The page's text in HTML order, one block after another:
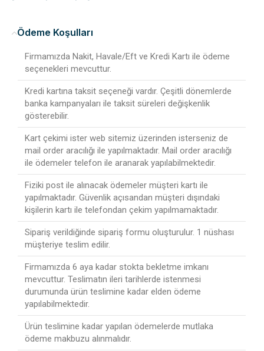
Ödeme Koşulları
Firmamızda Nakit, Havale/Eft ve Kredi Kartı ile ödeme
seçenekleri mevcuttur.
Kredi kartına taksit seçeneği vardır. Çeşitli dönemlerde
banka kampanyaları ile taksit süreleri değişkenlik
gösterebilir.
Kart çekimi ister web sitemiz üzerinden isterseniz de
mail order aracılığı ile yapılmaktadır. Mail order aracılığı
ile ödemeler telefon ile aranarak yapılabilmektedir.
Fiziki post ile alınacak ödemeler müşteri kartı ile
yapılmaktadır. Güvenlik açısandan müşteri dışındaki
kişilerin kartı ile telefondan çekim yapılmamaktadır.
Sipariş verildiğinde sipariş formu oluşturulur. 1 nüshası
müşteriye teslim edilir.
Firmamızda 6 aya kadar stokta bekletme imkanı
mevcuttur. Teslimatın ileri tarihlerde istenmesi
durumunda ürün teslimine kadar elden ödeme
yapılabilmektedir.
Ürün teslimine kadar yapılan ödemelerde mutlaka
ödeme makbuzu alınmalıdır.